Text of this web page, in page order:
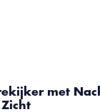
met